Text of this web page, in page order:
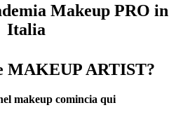
Makeup PRO in
Italia
MAKEUP ARTIST?
makeup comincia qui